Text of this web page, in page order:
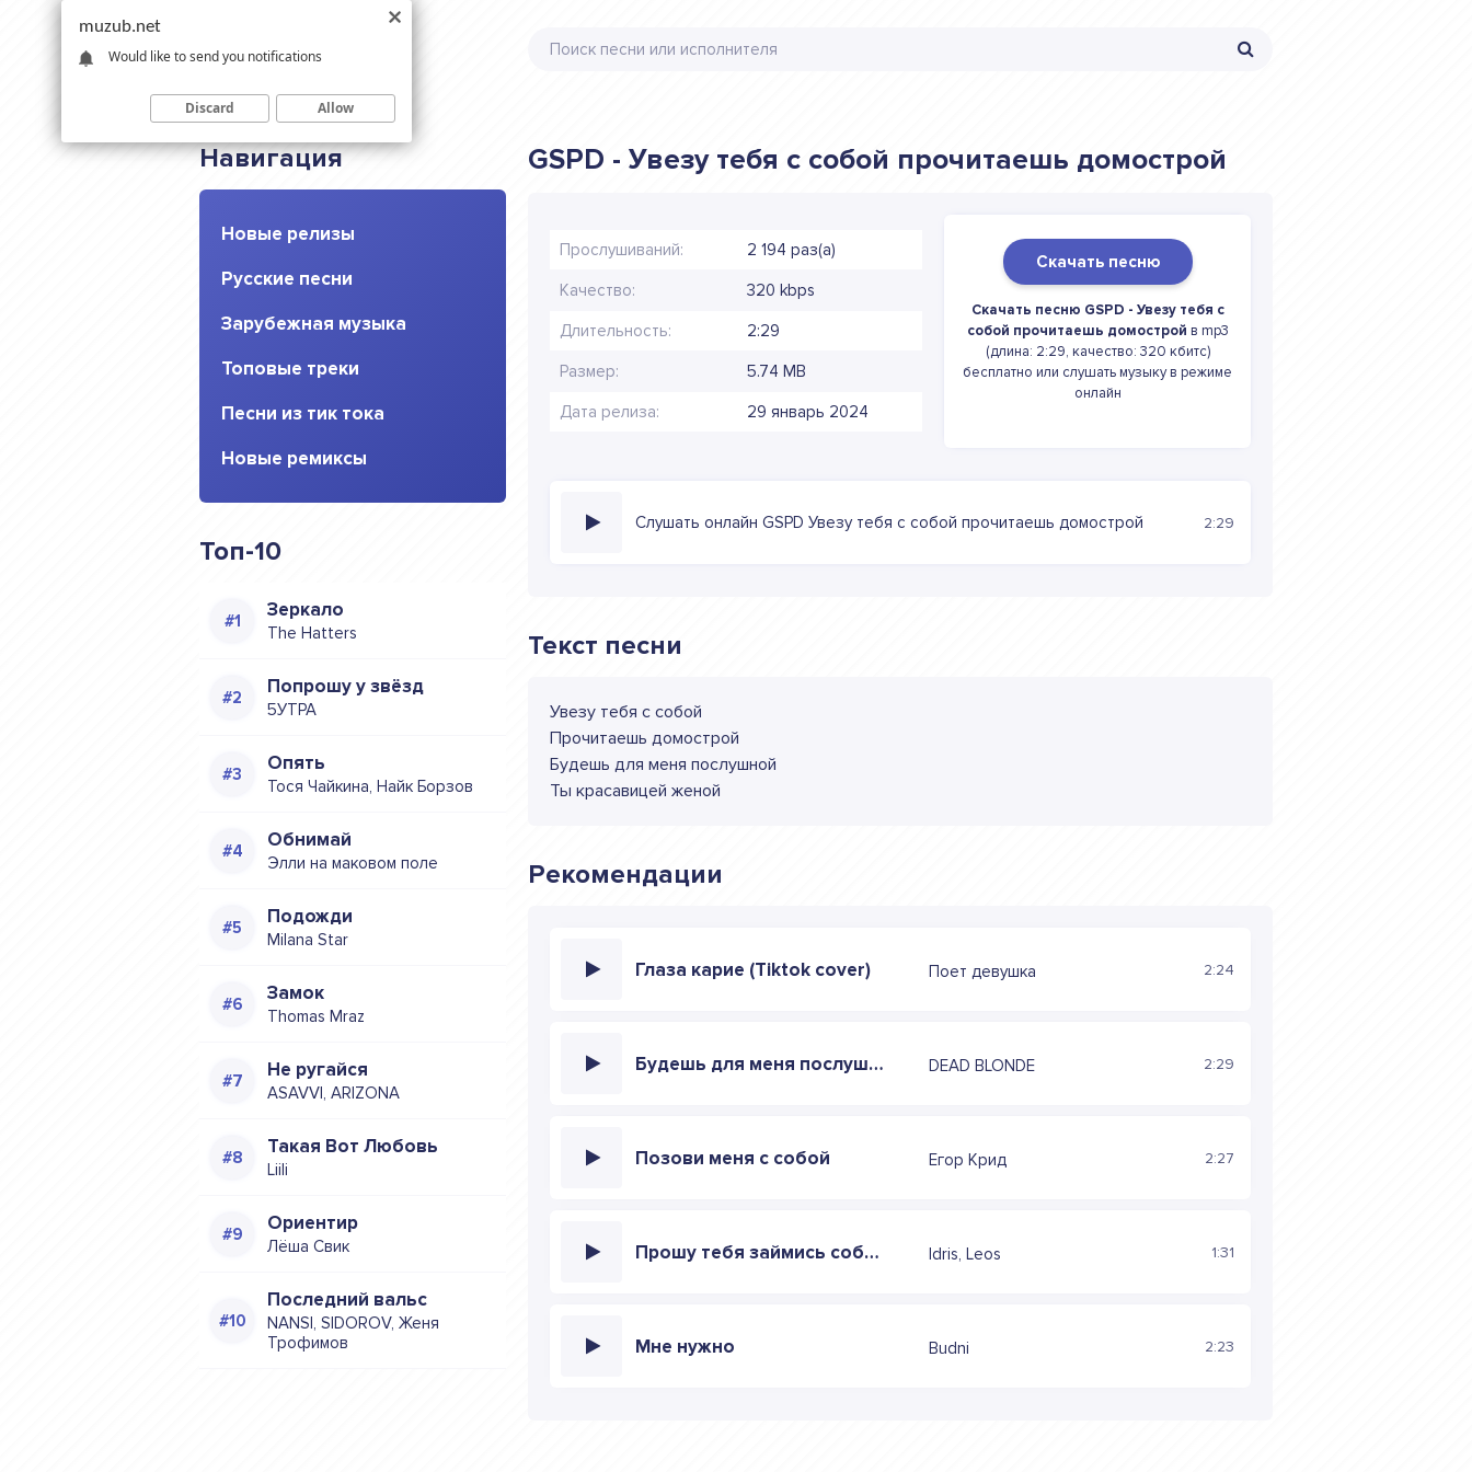
Навигация
Новые релизы
Русские песни
Зарубежная музыка
Топовые треки
Песни из тик тока
Новые ремиксы
Топ-10
Зеркало
The Hatters
Попрошу у звёзд
5УТРА
Опять
Тося Чайкина, Найк Борзов
Обнимай
Элли на маковом поле
Подожди
Milana Star
Замок
Thomas Mraz
Не ругайся
ASAVVI, ARIZONA
Такая Вот Любовь
Liili
Ориентир
Лёша Свик
Последний вальс
NANSI, SIDOROV, Женя
Трофимов
GSPD - Увезу тебя с собой прочитаешь домострой
Прослушиваний: 2 194 раз(а)
Качество: 320 kbps
Длительность: 2:29
Размер: 5.74 MB
Дата релиза: 29 январь 2024
Скачать песню
Скачать песню GSPD - Увезу тебя с
собой прочитаешь домострой в mp3
(длина: 2:29, качество: 320 кбитс)
бесплатно или слушать музыку в режиме
онлайн
Слушать онлайн GSPD Увезу тебя с собой прочитаешь домострой 2:29
Текст песни
Увезу тебя с собой
Прочитаешь домострой
Будешь для меня послушной
Ты красавицей женой
Рекомендации
Глаза карие (Tiktok cover) Поет девушка 2:24
Будешь для меня послушной ты красавицей женой DEAD BLONDE 2:29
Позови меня с собой Егор Крид 2:27
Прошу тебя займись собой Idris, Leos 1:31
Мне нужно Budni 2:23
muzub.net
Would like to send you notifications
Discard Allow